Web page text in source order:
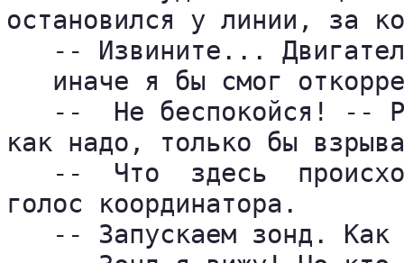
остановился у линии, за
-- Извините...
иначе я бы смог
--  Не беспокойся! --
как надо, только бы
--  Что  здесь
голос координатора.
-- Запускаем зонд.